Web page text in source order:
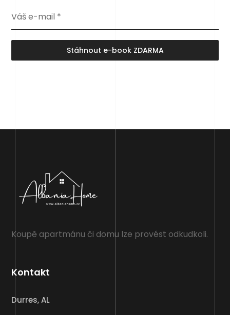
Váš e-mail *
Stáhnout e-book ZDARMA
Koupě apartmánu či domu lze provést odkudkoli.
Kontakt
Durres, AL